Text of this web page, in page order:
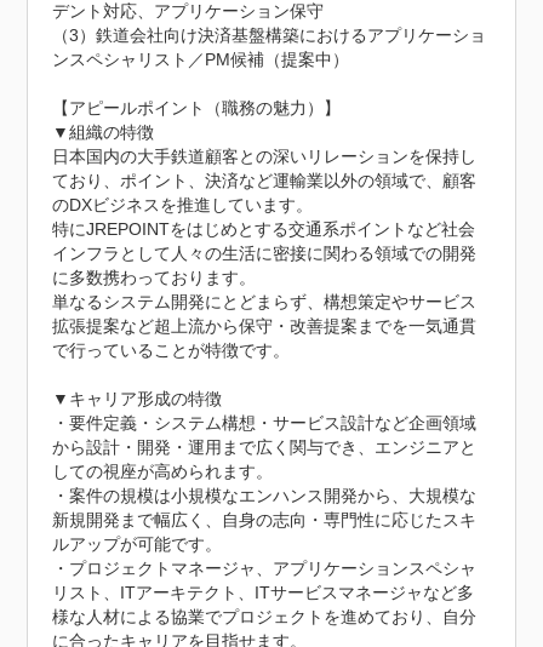
デント対応、アプリケーション保守
（3）鉄道会社向け決済基盤構築におけるアプリケーショ
ンスペシャリスト／PM候補（提案中）
【アピールポイント（職務の魅力）】
▼組織の特徴
日本国内の大手鉄道顧客との深いリレーションを保持し
ており、ポイント、決済など運輸業以外の領域で、顧客
のDXビジネスを推進しています。
特にJREPOINTをはじめとする交通系ポイントなど社会
インフラとして人々の生活に密接に関わる領域での開発
に多数携わっております。
単なるシステム開発にとどまらず、構想策定やサービス
拡張提案など超上流から保守・改善提案までを一気通貫
で行っていることが特徴です。
▼キャリア形成の特徴
・要件定義・システム構想・サービス設計など企画領域
から設計・開発・運用まで広く関与でき、エンジニアと
しての視座が高められます。
・案件の規模は小規模なエンハンス開発から、大規模な
新規開発まで幅広く、自身の志向・専門性に応じたスキ
ルアップが可能です。
・プロジェクトマネージャ、アプリケーションスペシャ
リスト、ITアーキテクト、ITサービスマネージャなど多
様な人材による協業でプロジェクトを進めており、自分
に合ったキャリアを目指せます。